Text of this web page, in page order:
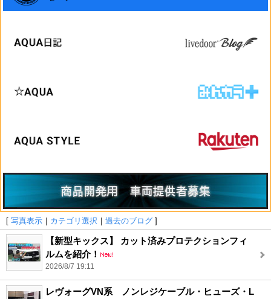
[ 写真表示 ｜ カテゴリ選択 ｜ 過去のブログ ]
【新型キックス】 カット済みプロテクションフィ
ルムを紹介！
2026/8/7 19:11
レヴォーグVN系 ノンレジケーブル・ヒューズ・L